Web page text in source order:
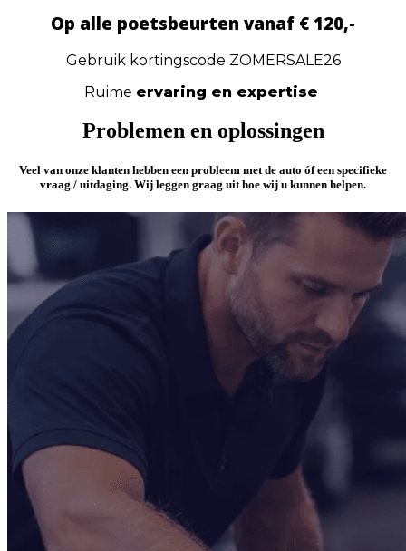
Op alle poetsbeurten vanaf € 120,-
Gebruik kortingscode ZOMERSALE26
Ruime ervaring en expertise
Problemen en oplossingen
Veel van onze klanten hebben een probleem met de auto ófeen specifieke
vraag / uitdaging. Wij leggen graag uit hoe wij u kunnen helpen.